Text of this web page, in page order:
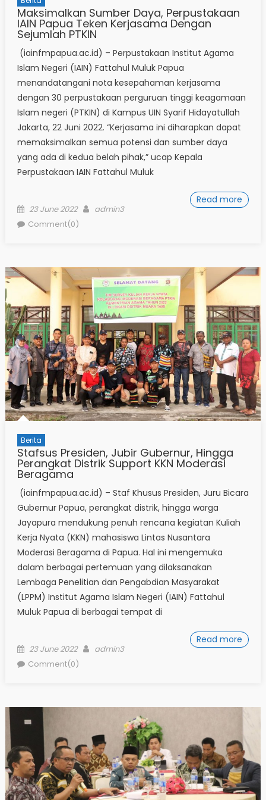
Maksimalkan Sumber Daya, Perpustakaan
IAIN Papua Teken Kerjasama Dengan
Sejumlah PTKIN
(iainfmpapua.ac.id) – Perpustakaan Institut Agama
Islam Negeri (IAIN) Fattahul Muluk Papua
menandatangani nota kesepahaman kerjasama
dengan 30 perpustakaan perguruan tinggi keagamaan
Islam negeri (PTKIN) di Kampus UIN Syarif Hidayatullah
Jakarta, 22 Juni 2022. “Kerjasama ini diharapkan dapat
memaksimalkan semua potensi dan sumber daya
yang ada di kedua belah pihak,” ucap Kepala
Perpustakaan IAIN Fattahul Muluk
Read more
Posted
on
23 June 2022 Author
admin3
Comment(0)
Berita
Stafsus Presiden, Jubir Gubernur, Hingga
Perangkat Distrik Support KKN Moderasi
Beragama
(iainfmpapua.ac.id) – Staf Khusus Presiden, Juru Bicara
Gubernur Papua, perangkat distrik, hingga warga
Jayapura mendukung penuh rencana kegiatan Kuliah
Kerja Nyata (KKN) mahasiswa Lintas Nusantara
Moderasi Beragama di Papua. Hal ini mengemuka
dalam berbagai pertemuan yang dilaksanakan
Lembaga Penelitian dan Pengabdian Masyarakat
(LPPM) Institut Agama Islam Negeri (IAIN) Fattahul
Muluk Papua di berbagai tempat di
Read more
Posted
on
23 June 2022 Author
admin3
Comment(0)